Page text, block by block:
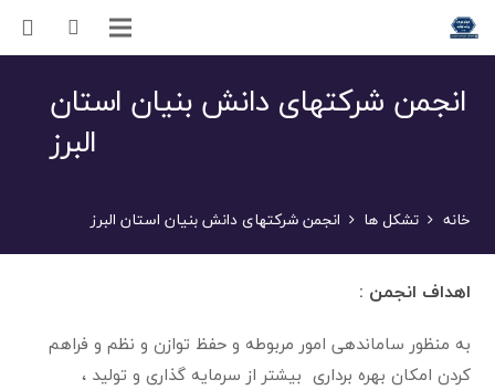
انجمن شرکتهای دانش بنیان استان
البرز
خانه تشکل ها انجمن شرکتهای دانش بنیان استان البرز
اهداف انجمن :
به منظور ساماندهی امور مربوطه و حفظ توازن و نظم و فراهم
کردن امکان بهره برداری بیشتر از سرمایه گذاری و تولید ،